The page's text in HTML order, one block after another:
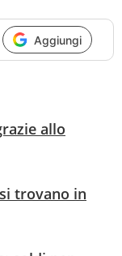
Aggiungi
allo
trovano in